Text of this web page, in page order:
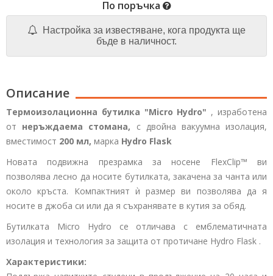
По поръчка
бъде в наличност.
Описание
Термоизолационна бутилка "Micro Hydro" , изработена
от неръждаема стомана, с двойна вакуумна изолация,
вместимост 200 мл, марка Hydro Flask
Новата подвижна презрамка за носене FlexClip™ ви
позволява лесно да носите бутилката, закачена за чанта или
около кръста. Компактният ѝ размер ви позволява да я
носите в джоба си или да я съхранявате в кутия за обяд.
Бутилката Micro Hydro се отличава с емблематичната
изолация и технология за защита от протичане Hydro Flask .
Характеристики: